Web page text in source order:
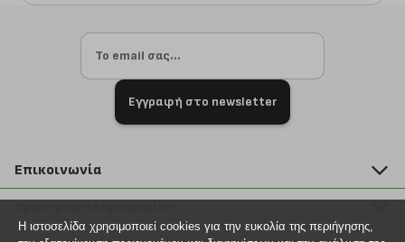
Εγγραφή στο newsletter
Επικοινωνία
211 2000 700
info@plus4u.gr
Η εταιρία
Η ιστοσελίδα χρησιμοποιεί cookies για την ευκολία της περιήγησης,